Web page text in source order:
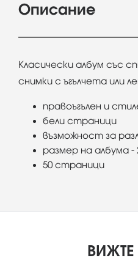
Описание
Класически албум със
снимки с ъгълчета или
правоъгълен и
бели страници
възможност за
размер на албума -
50 страници